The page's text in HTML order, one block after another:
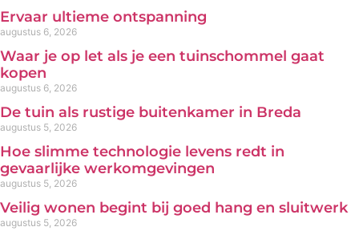
Ervaar ultieme ontspanning
augustus 6, 2026
Waar je op let als je een tuinschommel gaat
kopen
augustus 6, 2026
De tuin als rustige buitenkamer in Breda
augustus 5, 2026
Hoe slimme technologie levens redt in
gevaarlijke werkomgevingen
augustus 5, 2026
Veilig wonen begint bij goed hang en sluitwerk
augustus 5, 2026